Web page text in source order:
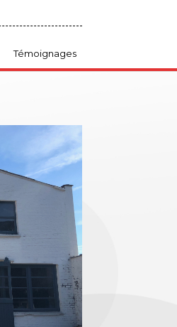
Témoignages